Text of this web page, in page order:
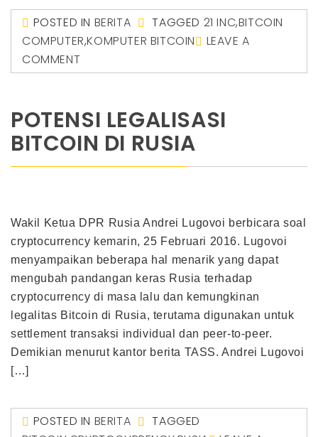
POSTED IN BERITA TAGGED 21 INC,BITCOIN
COMPUTER,KOMPUTER BITCOIN
LEAVE A
COMMENT
POTENSI LEGALISASI
BITCOIN DI RUSIA
Wakil Ketua DPR Rusia Andrei Lugovoi berbicara soal
cryptocurrency kemarin, 25 Februari 2016. Lugovoi
menyampaikan beberapa hal menarik yang dapat
mengubah pandangan keras Rusia terhadap
cryptocurrency di masa lalu dan kemungkinan
legalitas Bitcoin di Rusia, terutama digunakan untuk
settlement transaksi individual dan peer-to-peer.
Demikian menurut kantor berita TASS. Andrei Lugovoi
[…]
POSTED IN BERITA
TAGGED